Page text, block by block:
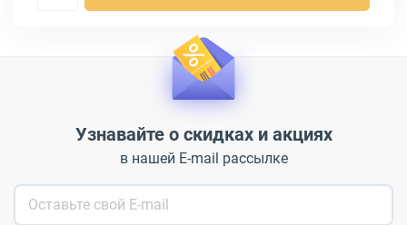
Узнавайте о скидках и акциях
в нашей E-mail рассылке